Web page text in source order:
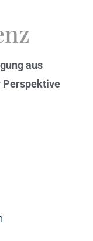
aus
Perspektive